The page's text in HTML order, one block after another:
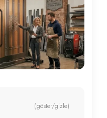
(göster/gizle)